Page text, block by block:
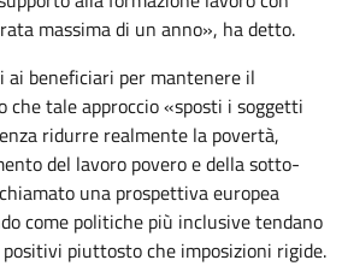
massima di un anno», ha detto.
ai beneficiari per mantenere il
che tale approccio «sposti i soggetti
ridurre realmente la povertà,
del lavoro povero e della sotto-
una prospettiva europea
come politiche più inclusive tendano
piuttosto che imposizioni rigide.